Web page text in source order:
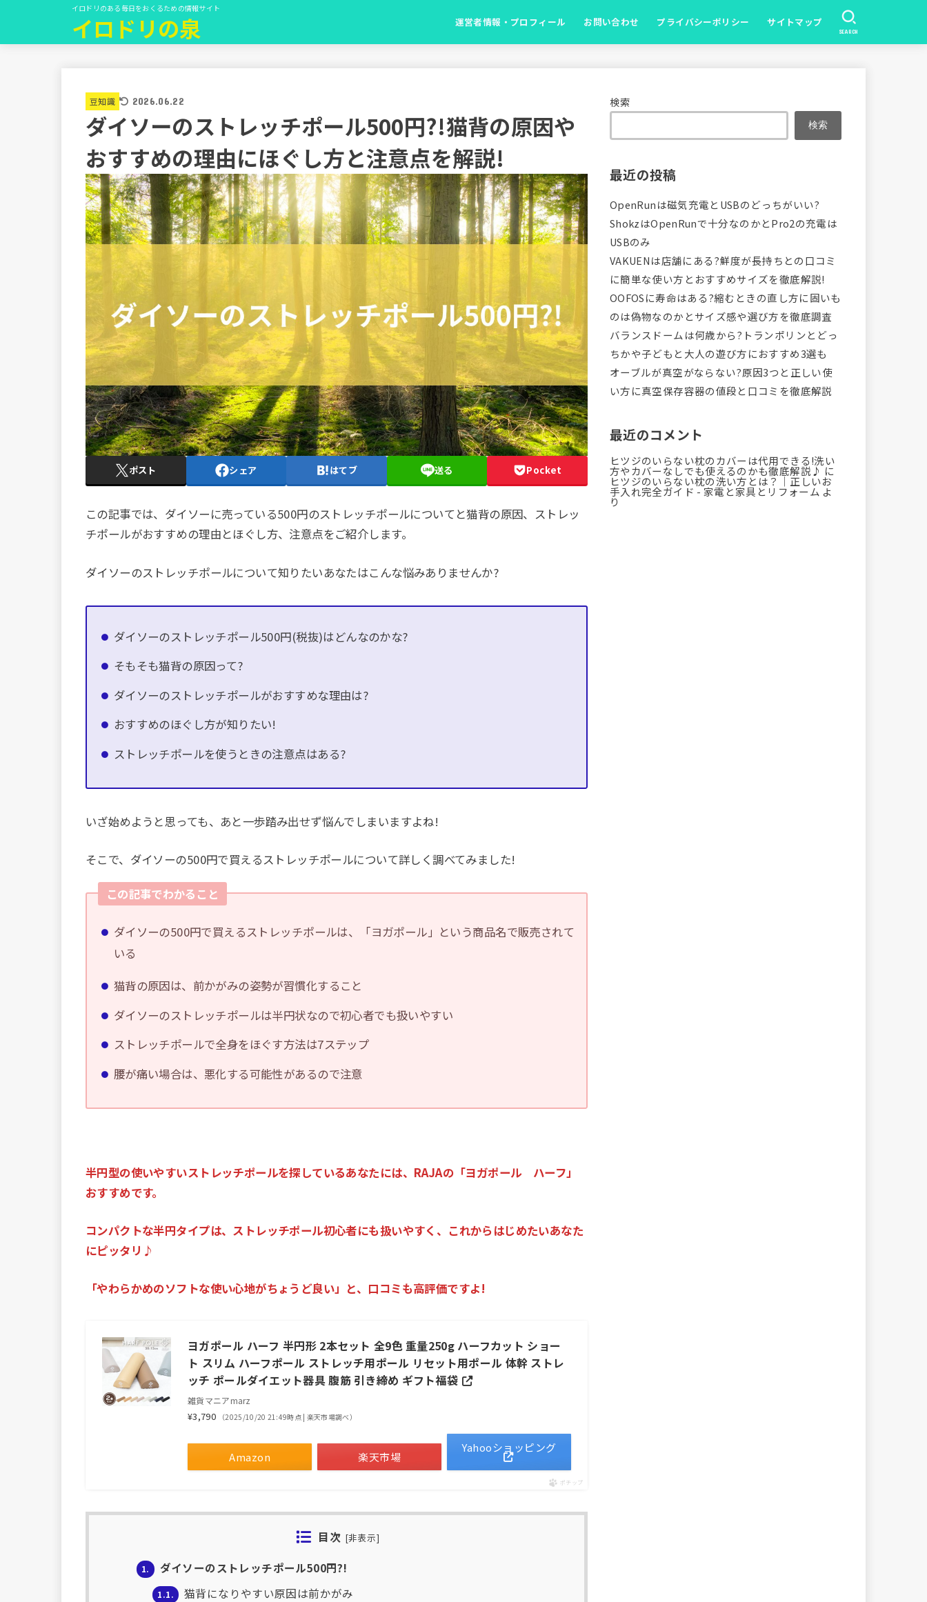
イロドリのある毎日をおくるための情報サイト
イロドリの泉 運営者情報・プロフィール お問い合わせ プライバシーポリシー サイトマップ
SEARCH
豆知識 2026.06.22
ダイソーのストレッチポール500円?!猫背の原因や
おすすめの理由にほぐし方と注意点を解説!
ポスト シェア はてブ 送る Pocket
この記事では、ダイソーに売っている500円のストレッチポールについてと猫背の原因、ストレッ
チポールがおすすめの理由とほぐし方、注意点をご紹介します。
ダイソーのストレッチポールについて知りたいあなたはこんな悩みありませんか?
ダイソーのストレッチポール500円(税抜)はどんなのかな?
そもそも猫背の原因って?
ダイソーのストレッチポールがおすすめな理由は?
おすすめのほぐし方が知りたい!
ストレッチポールを使うときの注意点はある?
いざ始めようと思っても、あと一歩踏み出せず悩んでしまいますよね!
そこで、ダイソーの500円で買えるストレッチポールについて詳しく調べてみました!
この記事でわかること
ダイソーの500円で買えるストレッチポールは、「ヨガポール」という商品名で販売されて
いる
猫背の原因は、前かがみの姿勢が習慣化すること
ダイソーのストレッチポールは半円状なので初心者でも扱いやすい
ストレッチポールで全身をほぐす方法は7ステップ
腰が痛い場合は、悪化する可能性があるので注意
半円型の使いやすいストレッチポールを探しているあなたには、RAJAの「ヨガポール ハーフ」
おすすめです。
コンパクトな半円タイプは、ストレッチポール初心者にも扱いやすく、これからはじめたいあなた
にピッタリ♪
「やわらかめのソフトな使い心地がちょうど良い」と、口コミも高評価ですよ!
ヨガポール ハーフ 半円形 2本セット 全9色 重量250g ハーフカット ショー
ト スリム ハーフポール ストレッチ用ポール リセット用ポール 体幹 ストレ
ッチ ポールダイエット器具 腹筋 引き締め ギフト福袋
雑貨マニアmarz
¥3,790 （2025/10/20 21:49時点 | 楽天市場調べ）
Amazon 楽天市場
Yahooショッピング
ポチップ
目次 [非表示]
1. ダイソーのストレッチポール500円?!
1.1. 猫背になりやすい原因は前かがみ
検索
検索
最近の投稿
OpenRunは磁気充電とUSBのどっちがいい?
ShokzはOpenRunで十分なのかとPro2の充電は
USBのみ
VAKUENは店舗にある?鮮度が長持ちとの口コミ
に簡単な使い方とおすすめサイズを徹底解説!
OOFOSに寿命はある?縮むときの直し方に固いも
のは偽物なのかとサイズ感や選び方を徹底調査
バランスドームは何歳から?トランポリンとどっ
ちかや子どもと大人の遊び方におすすめ3選も
オーブルが真空がならない?原因3つと正しい使
い方に真空保存容器の値段と口コミを徹底解説
最近のコメント
ヒツジのいらない枕のカバーは代用できる!洗い
方やカバーなしでも使えるのかも徹底解説♪に
ヒツジのいらない枕の洗い方とは？｜正しいお
手入れ完全ガイド - 家電と家具とリフォーム よ
り